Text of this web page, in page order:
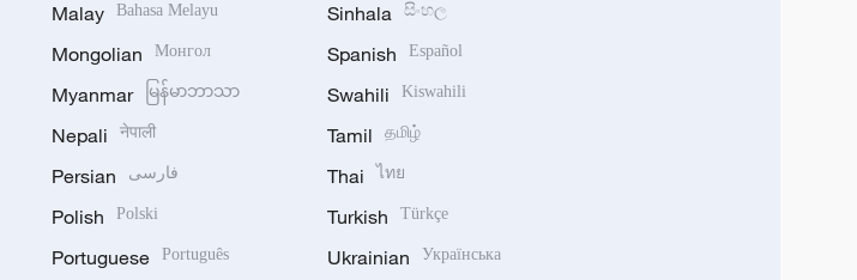
Malay Bahasa Melayu
Mongolian Монгол
Myanmar မြန်မာဘာသာ
Nepali नेपाली
Persian فارسی
Polish Polski
Portuguese Português
Sinhala සිංහල
Spanish Español
Swahili Kiswahili
Tamil தமிழ்
Thai ไทย
Turkish Türkçe
Ukrainian Українська